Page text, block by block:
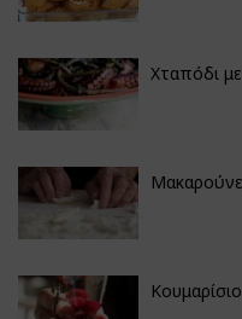
Χταπόδι